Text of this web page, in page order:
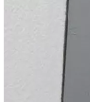
Юридическая фирма
дольщиков в спорах с
взысканию
некачественную
ознакомиться в разделе "
изменениями
споров по ДДУ,
эффективный и
При этом мы
строительных экспертов.